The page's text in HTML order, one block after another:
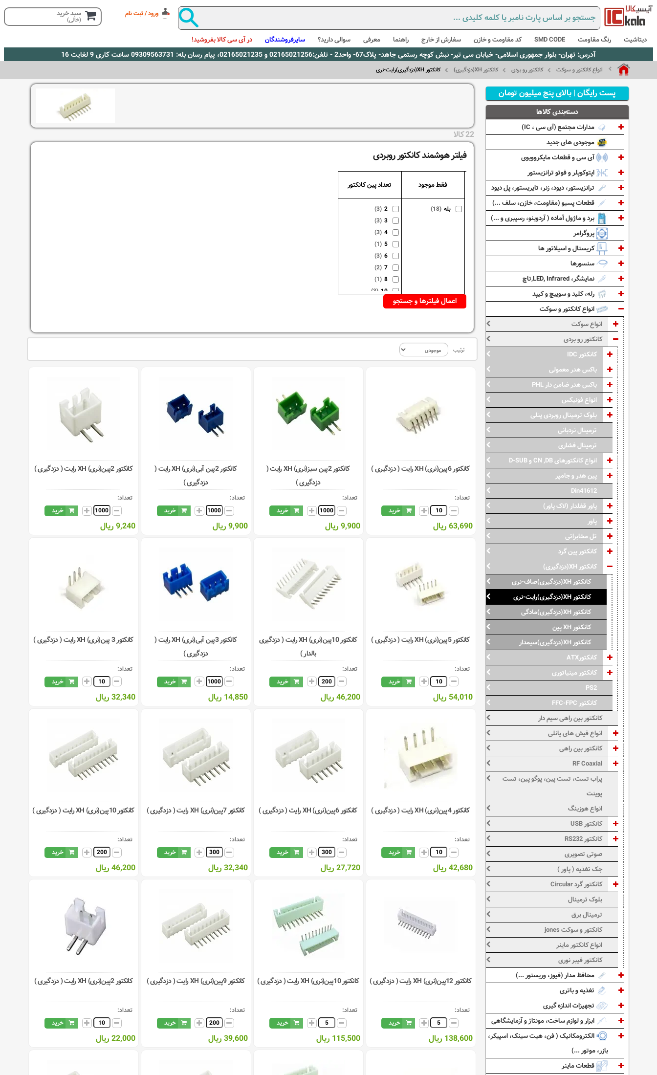
ورود / ثبت نام سبد خرید
(خالی)
دیتاشیت رنگ مقاومت SMD CODE کد مقاومت و خازن سفارش از خارج راهنما معرفی سوالی دارید؟ سایرفروشندگان در آی سی کالا بفروشید!
آدرس: تهران- بلوار جمهوری اسلامی- خیابان سی تیر- نبش کوچه رستمی جاهد- پلاک67- واحد2 - تلفن:02165021256 و 02165021235، پیام رسان بله: 09309563731 ساعت کاری 9 لغایت 16
انواع کانکتور و سوکت کانکتور رو بردی کانکتور XH(دزدگیری) کانکتور XH(دزدگیری)رایت-نری
22 کالا
فیلتر هوشمند کانکتور روبردی
فقط موجود
بله (18)
تعداد پین کانکتور
2
(3)
3
(3)
4
(3)
5
(1)
6
(3)
7
(2)
8
(1)
10
(3)
ترتیب
کانکتور 6پین(نری) XH رایت ( دزدگیری )
تعداد:
خرید
63,690 ریال
کانکتور 2پین سبز(نری) XH رایت (
دزدگیری )
تعداد:
خرید
9,900 ریال
کانکتور 2پین آبی(نری) XH رایت (
دزدگیری )
تعداد:
خرید
9,900 ریال
کانکتور 2پین(نری) XH رایت ( دزدگیری )
تعداد:
خرید
9,240 ریال
کانکتور 5پین(نری) XH رایت ( دزدگیری )
تعداد:
خرید
54,010 ریال
کانکتور 10پین(نری) XH رایت ( دزدگیری
بالدار )
تعداد:
خرید
46,200 ریال
کانکتور 3پین آبی(نری) XH رایت (
دزدگیری )
تعداد:
خرید
14,850 ریال
کانکتور 3 پین(نری) XH رایت ( دزدگیری )
تعداد:
خرید
32,340 ریال
کانکتور 4پین(نری) XH رایت ( دزدگیری )
تعداد:
خرید
42,680 ریال
کانکتور 6پین(نری) XH رایت ( دزدگیری )
تعداد:
خرید
27,720 ریال
کانکتور 7پین(نری) XH رایت ( دزدگیری )
تعداد:
خرید
32,340 ریال
کانکتور 10پین(نری) XH رایت ( دزدگیری )
تعداد:
خرید
46,200 ریال
کانکتور 12پین(نری) XH رایت ( دزدگیری )
تعداد:
خرید
138,600 ریال
کانکتور 10پین(نری) XH رایت ( دزدگیری )
تعداد:
خرید
115,500 ریال
کانکتور 9پین(نری) XH رایت ( دزدگیری )
تعداد:
خرید
39,600 ریال
کانکتور 2پین(نری) XH رایت ( دزدگیری )
تعداد:
خرید
22,000 ریال
پست رایگان | بالای پنج میلیون تومان
دسته‌بندی کالاها
مدارات مجتمع (آی سی ، IC)
موجودی های جدید
آی سی و قطعات مایکروویوی
اپتوکوپلر و فوتو ترانزیستور
ترانزیستور، دیود، زنر، تایریستور، پل دیود
قطعات پسیو (مقاومت، خازن، سلف ...)
برد و ماژول آماده ( آردوینو، رسپبری و ...)
پروگرامر
کریستال و اسیلاتور ها
سنسورها
نمایشگر، LED, Infrared,تاچ
رله، کلید و سوییچ و کیپد
انواع کانکتور و سوکت
انواع سوکت
کانکتور رو بردی
کانکتور IDC
باکس هدر معمولی
باکس هدر ضامن دار PHL
انواع فونیکس
بلوک ترمینال روبردی پنلی
ترمینال نردبانی
ترمینال فشاری
انواع کانکتورهای CN ,DB و D-SUB
پین هدر و جامپر
Din41612
پاور قفلدار (لاک پاور)
پاور
تل مخابراتی
کانکتور پین گرد
کانکتور XH(دزدگیری)
کانکتور XH(دزدگیری)صاف-نری
کانکتور XH(دزدگیری)رایت-نری
کانکتور XH(دزدگیری)مادگی
کانکتور XH پین
کانکتور XH(دزدگیری)سیمدار
کانکتورATX
کانکتور مینیاتوری
PS2
کانکتور FFC-FPC
کانکتور بین راهی سیم دار
انواع فیش های پانلی
کانکتور بین راهی
RF Coaxial
پراب تست، تست پین، پوگو پین، تست
پوینت
انواع هوزینگ
کانکتور USB
کانکتور RS232
صوتی تصویری
جک تغذیه ( پاور )
کانکتور گرد Circular
بلوک ترمینال
ترمینال برق
کانکتور و سوکت jones
انواع کانکتور ماینر
کانکتور فیبر نوری
محافظ مدار (فیوز، وریستور ...)
تغذیه و باتری
تجهیزات اندازه گیری
ابزار و لوازم ساخت، مونتاژ و آزمایشگاهی
الکترومکانیک ( فن، هیت سینک، اسپیکر،
بازر، موتور ...)
قطعات ماینر